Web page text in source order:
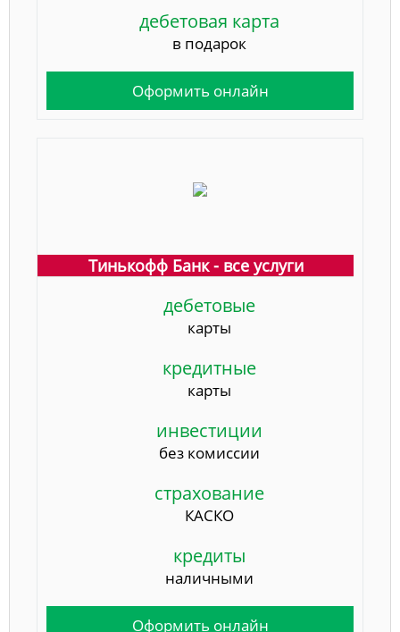
дебетовая карта
в подарок
Оформить онлайн
Тинькофф Банк - все услуги
дебетовые
карты
кредитные
карты
инвестиции
без комиссии
страхование
КАСКО
кредиты
наличными
Оформить онлайн